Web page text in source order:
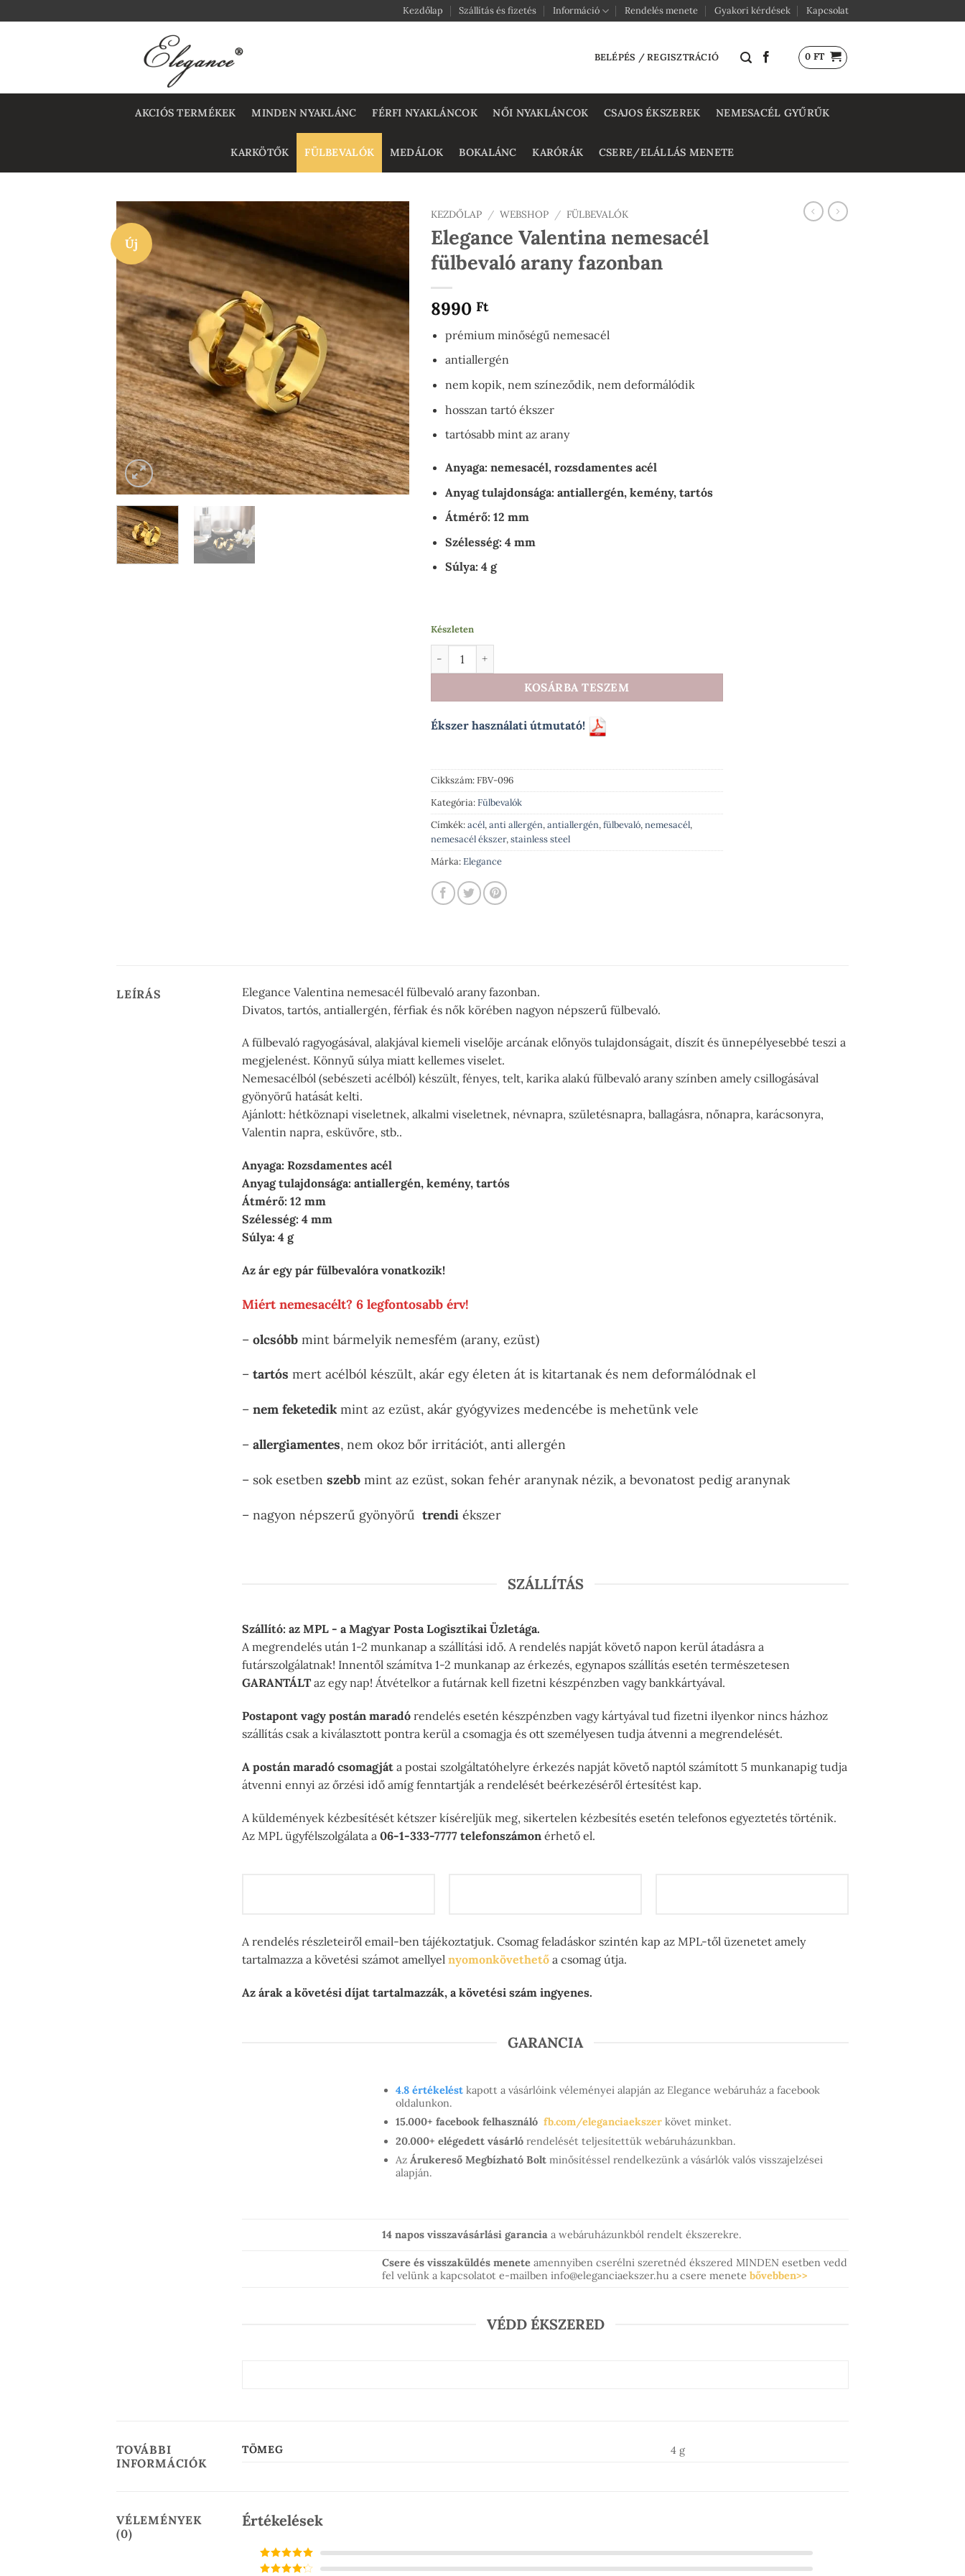
to
Kezdőlap Szállítás és fizetés Információ Rendelés menete Gyakori kérdések Kapcsolat
BELÉPÉS / REGISZTRÁCIÓ 0 FT
AKCIÓS TERMÉKEK MINDEN NYAKLÁNC FÉRFI NYAKLÁNCOK NŐI NYAKLÁNCOK CSAJOS ÉKSZEREK NEMESACÉL GYŰRŰK
KARKÖTŐK FÜLBEVALÓK MEDÁLOK BOKALÁNC KARÓRÁK CSERE/ELÁLLÁS MENETE
Új
KEZDŐLAP / WEBSHOP / FÜLBEVALÓK
Elegance Valentina nemesacél
fülbevaló arany fazonban
8990 Ft
prémium minőségű nemesacél
antiallergén
nem kopik, nem színeződik, nem deformálódik
hosszan tartó ékszer
tartósabb mint az arany
Anyaga: nemesacél, rozsdamentes acél
Anyag tulajdonsága: antiallergén, kemény, tartós
Átmérő: 12 mm
Szélesség: 4 mm
Súlya: 4 g
Készleten
Elegance Valentina nemesacél fülbevaló arany fazonban mennyiség
KOSÁRBA TESZEM
Ékszer használati útmutató!
Cikkszám:FBV-096
Kategória:Fülbevalók
Címkék:acél,anti allergén,antiallergén,fülbevaló,nemesacél,
nemesacél ékszer,stainless steel
Márka:Elegance
LEÍRÁS
Elegance Valentina nemesacél fülbevaló arany fazonban.
Divatos, tartós, antiallergén, férfiak és nők körében nagyon népszerű fülbevaló.
A fülbevaló ragyogásával, alakjával kiemeli viselője arcának előnyös tulajdonságait, díszít és ünnepélyesebbé teszi a
megjelenést. Könnyű súlya miatt kellemes viselet.
Nemesacélból (sebészeti acélból) készült, fényes, telt, karika alakú fülbevaló arany színben amely csillogásával
gyönyörű hatását kelti.
Ajánlott: hétköznapi viseletnek, alkalmi viseletnek, névnapra, születésnapra, ballagásra, nőnapra, karácsonyra,
Valentin napra, esküvőre, stb..
Anyaga: Rozsdamentes acél
Anyag tulajdonsága: antiallergén, kemény, tartós
Átmérő: 12 mm
Szélesség: 4 mm
Súlya: 4 g
Az ár egy pár fülbevalóra vonatkozik!
Miért nemesacélt? 6 legfontosabb érv!
– olcsóbb mint bármelyik nemesfém (arany, ezüst)
– tartós mert acélból készült, akár egy életen át is kitartanak és nem deformálódnak el
– nem feketedikmint az ezüst, akár gyógyvizes medencébe is mehetünk vele
– allergiamentes, nem okoz bőr irritációt, anti allergén
– sok esetben szebb mint az ezüst, sokan fehér aranynak nézik, a bevonatost pedig aranynak
– nagyon népszerű gyönyörű trendi ékszer
SZÁLLÍTÁS
Szállító: az MPL - a Magyar Posta Logisztikai Üzletága.
A megrendelés után 1-2 munkanap a szállítási idő. A rendelés napját követő napon kerül átadásra a
futárszolgálatnak! Innentől számítva 1-2 munkanap az érkezés, egynapos szállítás esetén természetesen
GARANTÁLTaz egy nap! Átvételkor a futárnak kell fizetni készpénzben vagy bankkártyával.
Postapont vagy postán maradórendelés esetén készpénzben vagy kártyával tud fizetni ilyenkor nincs házhoz
szállítás csak a kiválasztott pontra kerül a csomagja és ott személyesen tudja átvenni a megrendelését.
A postán maradó csomagjáta postai szolgáltatóhelyre érkezés napját követő naptól számított 5 munkanapig tudja
átvenni ennyi az őrzési idő amíg fenntartják a rendelését beérkezéséről értesítést kap.
A küldemények kézbesítését kétszer kíséreljük meg, sikertelen kézbesítés esetén telefonos egyeztetés történik.
Az MPL ügyfélszolgálata a 06-1-333-7777 telefonszámonérhető el.
A rendelés részleteiről email-ben tájékoztatjuk. Csomag feladáskor szintén kap az MPL-től üzenetet amely
tartalmazza a követési számot amellyel nyomonkövethetőa csomag útja.
Az árak a követési díjat tartalmazzák, a követési szám ingyenes.
GARANCIA
4.8 értékelést kapott a vásárlóink véleményei alapján az Elegance webáruház a facebook
oldalunkon.
15.000+ facebook felhasználó fb.com/eleganciaekszerkövet minket.
20.000+ elégedett vásárlórendelését teljesítettük webáruházunkban.
Az Árukereső Megbízható Bolt minősítéssel rendelkezünk a vásárlók valós visszajelzései
alapján.
14 napos visszavásárlási garancia a webáruházunkból rendelt ékszerekre.
Csere és visszaküldés menete amennyiben cserélni szeretnéd ékszered MINDEN esetben vedd
fel velünk a kapcsolatot e-mailben info@eleganciaekszer.hu a csere menete bővebben>>
VÉDD ÉKSZERED
TOVÁBBI
INFORMÁCIÓK
TÖMEG 4 g
VÉLEMÉNYEK
(0)
Értékelések
Értékelés:5